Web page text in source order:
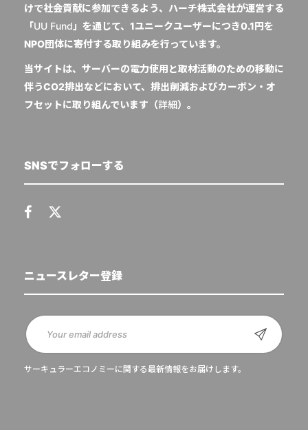
けで社会貢献に参加できるよう、ハーチ株式会社が運営する
「UU Fund 」を通じて、1ユニークユーザーにつき0.1円を
NPO団体に寄付する取り組みを行っています。
当サイトは、サーバーの電力使用と取材活動のための移動に
伴うCO2排出などにおいて、排出削減およびカーボン・オ
フセットに取り組んでいます（詳細）。
SNSでフォローする
ニュースレター登録
サーキュラーエコノミーに関する最新情報をお届けします。